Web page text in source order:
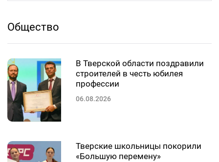
Общество
В Тверской области поздравили
строителей в честь юбилея
профессии
06.08.2026
Тверские школьницы покорили
«Большую перемену»